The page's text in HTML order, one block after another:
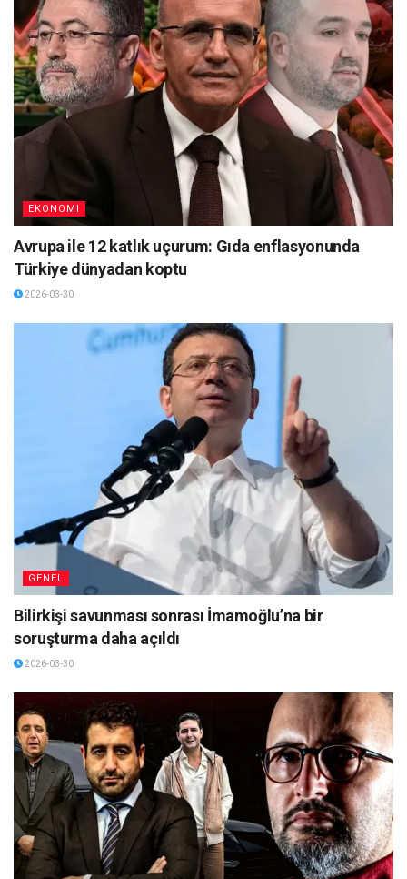
EKONOMI
Avrupa ile 12 katlık uçurum: Gıda enflasyonunda
Türkiye dünyadan koptu
2026-03-30
GENEL
Bilirkişi savunması sonrası İmamoğlu’na bir
soruşturma daha açıldı
2026-03-30